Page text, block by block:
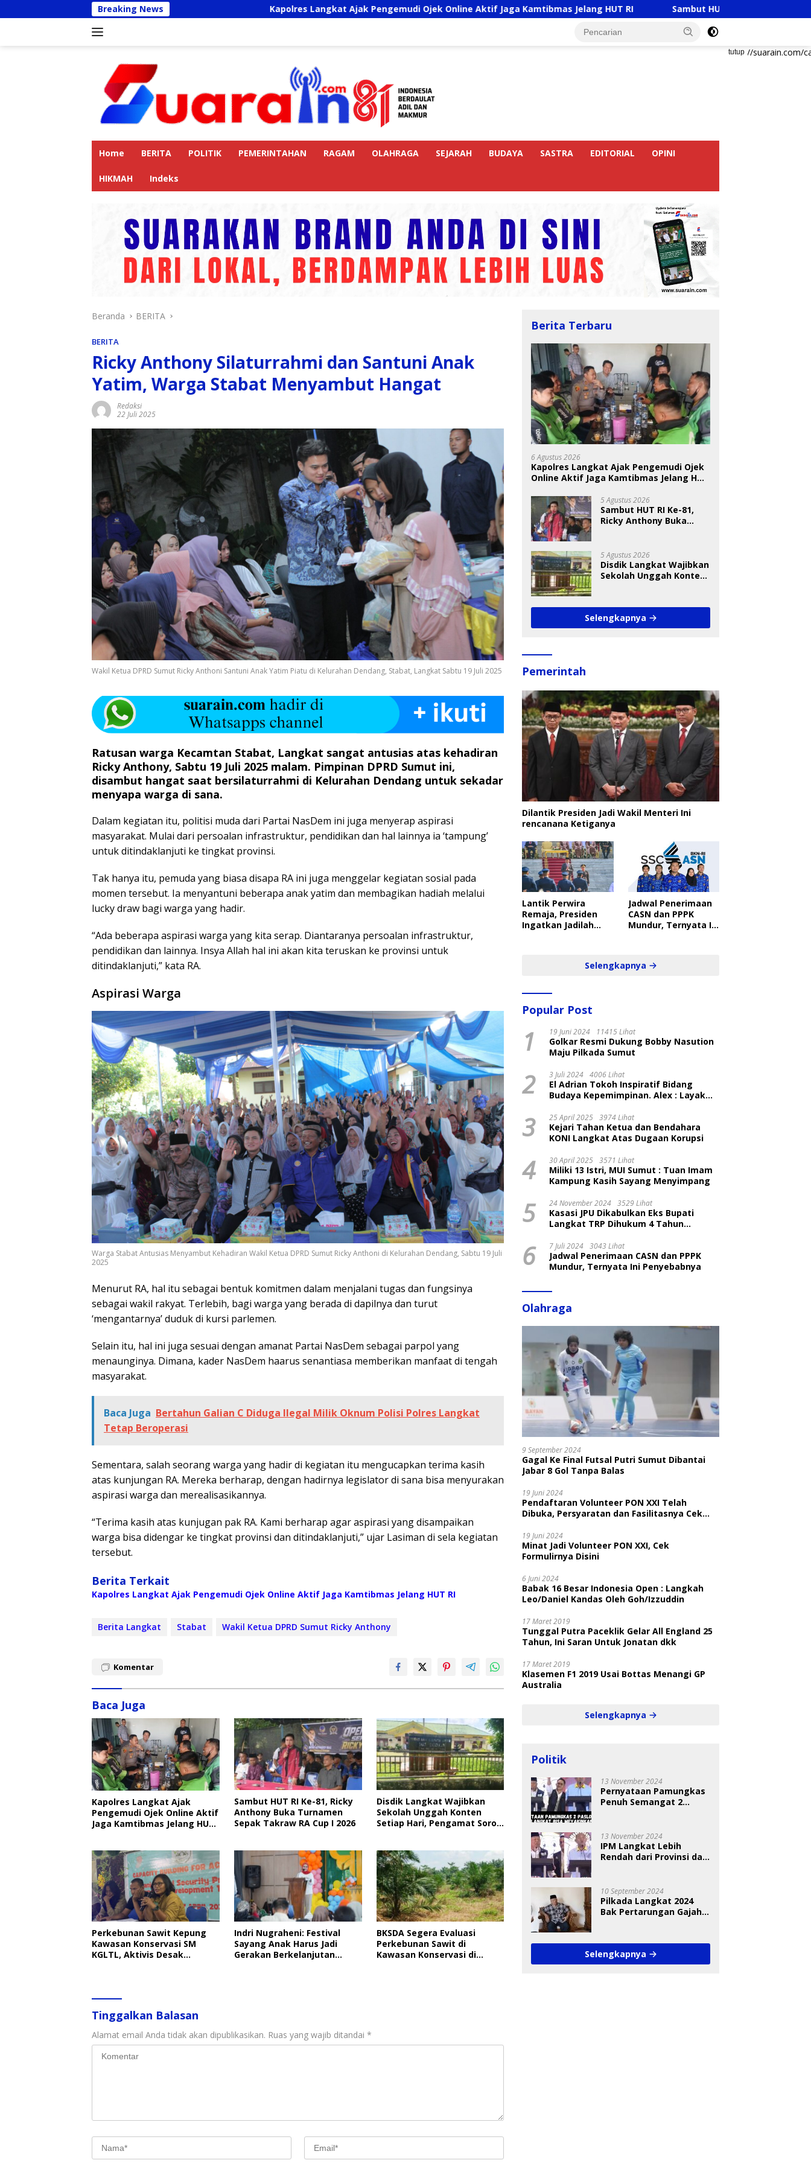
ke
Breaking News Kapolres Langkat Ajak Pengemudi Ojek Online Aktif Jaga Kamtibmas Jelang HUT RI Sambut HUT RI Ke-81, Ricky Anthony Buka
tutup
https://suarain.com/
Home BERITA POLITIK PEMERINTAHAN RAGAM OLAHRAGA SEJARAH BUDAYA SASTRA EDITORIAL OPINI
HIKMAH Indeks
Beranda BERITA
BERITA
Ricky Anthony Silaturrahmi dan Santuni Anak
Yatim, Warga Stabat Menyambut Hangat
Redaksi
22 Juli 2025
Wakil Ketua DPRD Sumut Ricky Anthoni Santuni Anak Yatim Piatu di Kelurahan Dendang, Stabat, Langkat Sabtu 19 Juli 2025
Ratusan warga Kecamtan Stabat, Langkat sangat antusias atas kehadiran
Ricky Anthony, Sabtu 19 Juli 2025 malam. Pimpinan DPRD Sumut ini,
disambut hangat saat bersilaturrahmi di Kelurahan Dendang untuk sekadar
menyapa warga di sana.
Dalam kegiatan itu, politisi muda dari Partai NasDem ini juga menyerap aspirasi
masyarakat. Mulai dari persoalan infrastruktur, pendidikan dan hal lainnya ia ‘tampung’
untuk ditindaklanjuti ke tingkat provinsi.
Tak hanya itu, pemuda yang biasa disapa RA ini juga menggelar kegiatan sosial pada
momen tersebut. Ia menyantuni beberapa anak yatim dan membagikan hadiah melalui
lucky draw bagi warga yang hadir.
“Ada beberapa aspirasi warga yang kita serap. Diantaranya persoalan infrastruktur,
pendidikan dan lainnya. Insya Allah hal ini akan kita teruskan ke provinsi untuk
ditindaklanjuti,” kata RA.
Aspirasi Warga
Warga Stabat Antusias Menyambut Kehadiran Wakil Ketua DPRD Sumut Ricky Anthoni di Kelurahan Dendang, Sabtu 19 Juli
2025
Menurut RA, hal itu sebagai bentuk komitmen dalam menjalani tugas dan fungsinya
sebagai wakil rakyat. Terlebih, bagi warga yang berada di dapilnya dan turut
‘mengantarnya’ duduk di kursi parlemen.
Selain itu, hal ini juga sesuai dengan amanat Partai NasDem sebagai parpol yang
menaunginya. Dimana, kader NasDem haarus senantiasa memberikan manfaat di tengah
masyarakat.
Baca Juga Bertahun Galian C Diduga Ilegal Milik Oknum Polisi Polres Langkat
Tetap Beroperasi
Sementara, salah seorang warga yang hadir di kegiatan itu mengucapkan terima kasih
atas kunjungan RA. Mereka berharap, dengan hadirnya legislator di sana bisa menyurakan
aspirasi warga dan merealisasikannya.
“Terima kasih atas kunjugan pak RA. Kami berharap agar aspirasi yang disampaikan
warga bisa didengar ke tingkat provinsi dan ditindaklanjuti,” ujar Lasiman di sela kegiatan
tersebut.
Berita Terkait
Kapolres Langkat Ajak Pengemudi Ojek Online Aktif Jaga Kamtibmas Jelang HUT RI
Berita Langkat Stabat Wakil Ketua DPRD Sumut Ricky Anthony
Komentar
Baca Juga
Kapolres Langkat Ajak
Pengemudi Ojek Online Aktif
Jaga Kamtibmas Jelang HUT
Sambut HUT RI Ke-81, Ricky
Anthony Buka Turnamen
Sepak Takraw RA Cup I 2026
Disdik Langkat Wajibkan
Sekolah Unggah Konten
Setiap Hari, Pengamat Soroti
Perkebunan Sawit Kepung
Kawasan Konservasi SM
KGLTL, Aktivis Desak
Indri Nugraheni: Festival
Sayang Anak Harus Jadi
Gerakan Berkelanjutan
BKSDA Segera Evaluasi
Perkebunan Sawit di
Kawasan Konservasi di
Tinggalkan Balasan
Alamat email Anda tidak akan dipublikasikan. Ruas yang wajib ditandai *
Berita Terbaru
6 Agustus 2026
Kapolres Langkat Ajak Pengemudi Ojek
Online Aktif Jaga Kamtibmas Jelang HUT
5 Agustus 2026
Sambut HUT RI Ke-81,
Ricky Anthony Buka
5 Agustus 2026
Disdik Langkat Wajibkan
Sekolah Unggah Konten
Data Anak
Selengkapnya
Pemerintah
Dilantik Presiden Jadi Wakil Menteri Ini
rencanana Ketiganya
Lantik Perwira
Remaja, Presiden
Ingatkan Jadilah
Jadwal Penerimaan
CASN dan PPPK
Mundur, Ternyata Ini
Selengkapnya
Popular Post
1 19 Juni 2024 11415 Lihat
Golkar Resmi Dukung Bobby Nasution
Maju Pilkada Sumut
2 3 Juli 2024 4006 Lihat
El Adrian Tokoh Inspiratif Bidang
Budaya Kepemimpinan. Alex : Layak
3 25 April 2025 3974 Lihat
Kejari Tahan Ketua dan Bendahara
KONI Langkat Atas Dugaan Korupsi
4 30 April 2025 3571 Lihat
Miliki 13 Istri, MUI Sumut : Tuan Imam
Kampung Kasih Sayang Menyimpang
5 24 November 2024 3529 Lihat
Kasasi JPU Dikabulkan Eks Bupati
Langkat TRP Dihukum 4 Tahun
6 7 Juli 2024 3043 Lihat
Jadwal Penerimaan CASN dan PPPK
Mundur, Ternyata Ini Penyebabnya
Olahraga
9 September 2024
Gagal Ke Final Futsal Putri Sumut Dibantai
Jabar 8 Gol Tanpa Balas
19 Juni 2024
Pendaftaran Volunteer PON XXI Telah
Dibuka, Persyaratan dan Fasilitasnya Cek
19 Juni 2024
Minat Jadi Volunteer PON XXI, Cek
Formulirnya Disini
6 Juni 2024
Babak 16 Besar Indonesia Open : Langkah
Leo/Daniel Kandas Oleh Goh/Izzuddin
17 Maret 2019
Tunggal Putra Paceklik Gelar All England 25
Tahun, Ini Saran Untuk Jonatan dkk
17 Maret 2019
Klasemen F1 2019 Usai Bottas Menangi GP
Australia
Selengkapnya
Politik
13 November 2024
Pernyataan Pamungkas
Penuh Semangat 2
13 November 2024
IPM Langkat Lebih
Rendah dari Provinsi dan
10 September 2024
Pilkada Langkat 2024
Bak Pertarungan Gajah
Selengkapnya